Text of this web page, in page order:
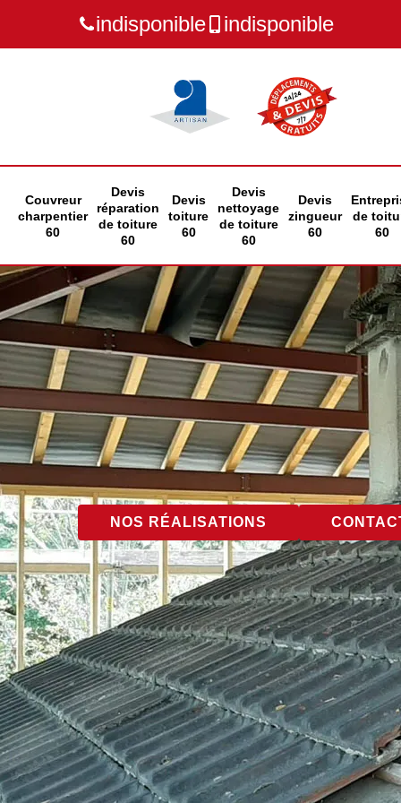
indisponible indisponible
Couvreur
charpentier
60
Devis
réparation
de toiture
60
Devis
toiture
60
Devis
nettoyage
de toiture
60
Devis
zingueur
60
de
60
NOS RÉALISATIONS